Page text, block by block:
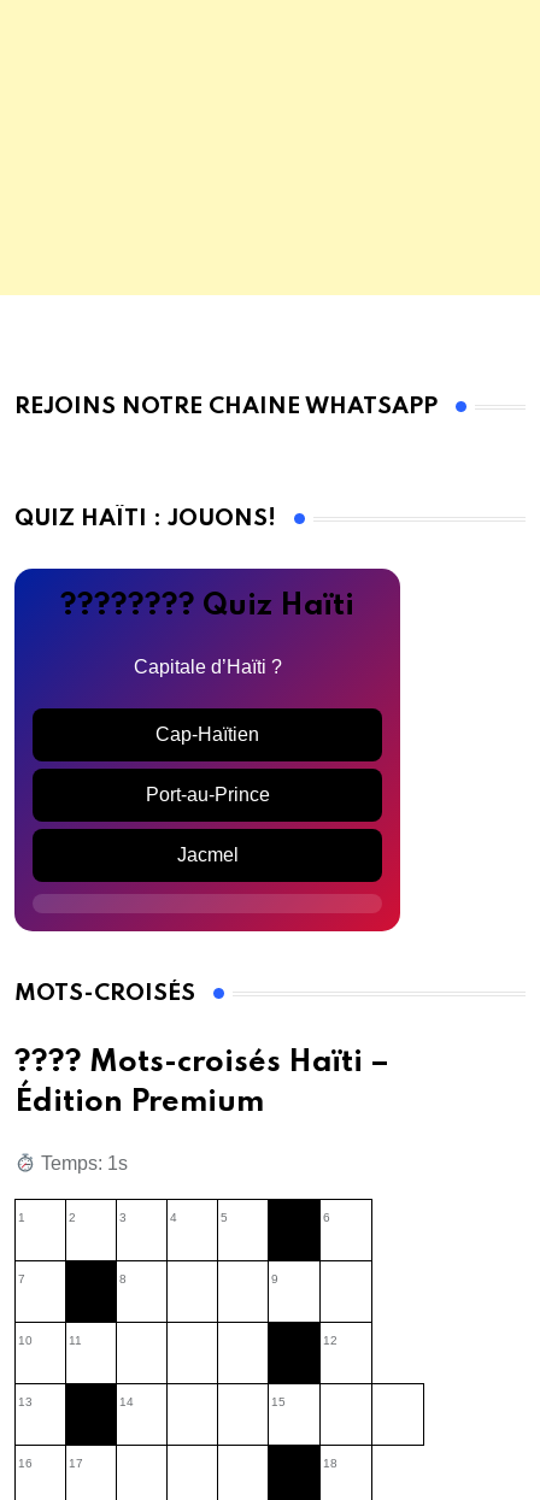
REJOINS NOTRE CHAINE WHATSAPP
QUIZ HAÏTI : JOUONS!
???????? Quiz Haïti
Capitale d’Haïti ?
Cap-Haïtien
Port-au-Prince
Jacmel
MOTS-CROISÉS
???? Mots-croisés Haïti –
Édition Premium
Temps: 2s
1 2 3 4 5 6
7 8 9
10 11 12
13 14 15
16 17 18